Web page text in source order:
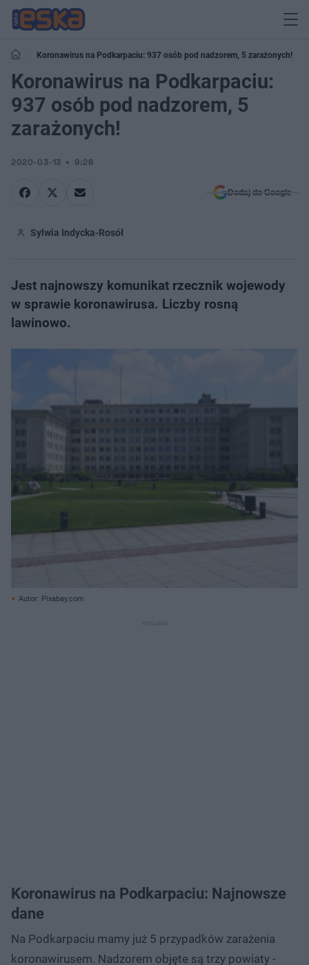
Koronawirus na Podkarpaciu: 937 osób pod nadzorem, 5 zarażonych!
Koronawirus na Podkarpaciu:
937 osób pod nadzorem, 5
zarażonych!
2020-03-13 9:28
Dodaj do Google
Sylwia Indycka-Rosół
Jest najnowszy komunikat rzecznik wojewody
w sprawie koronawirusa. Liczby rosną
lawinowo.
Autor: Pixabay.com
Koronawirus na Podkarpaciu: Najnowsze
dane
Na Podkarpaciu mamy już 5 przypadków zarażenia
koronawirusem. Nadzorem objęte są trzy powiaty -